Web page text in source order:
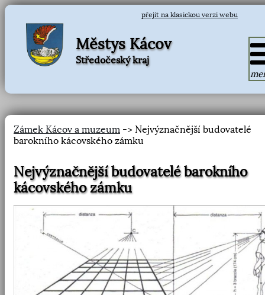
přejít na klasickou verzi webu
Městys Kácov
Středočeský kraj
Zámek Kácov a muzeum -> Nejvýznačnější budovatelé
barokního kácovského zámku
Nejvýznačnější budovatelé barokního
kácovského zámku